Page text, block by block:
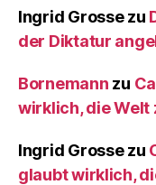
Ingrid Grossezu
der Diktatur
Bornemann zu
wirklich, die Welt
Ingrid Grossezu
glaubt wirklich,